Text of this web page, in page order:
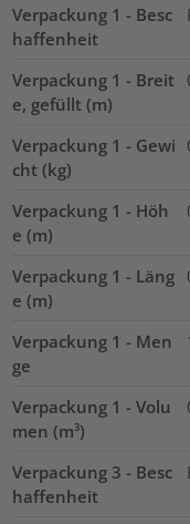
Verpackung 1 - Besc
haffenheit
Verpackung 1 - Breit
e, gefüllt (m)
Verpackung 1 - Gewi
cht (kg)
Verpackung 1 - Höh
e (m)
Verpackung 1 - Läng
e (m)
Verpackung 1 - Men
ge
Verpackung 1 - Volu
men (m³)
Verpackung 3 - Besc
haffenheit